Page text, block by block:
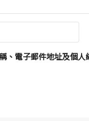
、電子郵件地址及個